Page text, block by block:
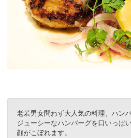
老若男女問わず大人気の料理、ハンバ
ジューシーなハンバーグを口いっぱ
顔がこぼれます。